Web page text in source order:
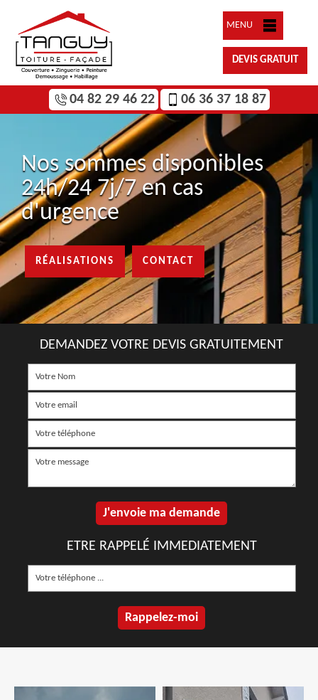
MENU
DEVIS GRATUIT
04 82 29 46 22 06 36 37 18 87
Nos sommes disponibles
24h/24 7j/7 en cas
d'urgence
RÉALISATIONS CONTACT
DEMANDEZ VOTRE DEVIS GRATUITEMENT
ETRE RAPPELÉ IMMEDIATEMENT